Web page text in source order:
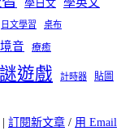
學日文
日文學習 桌布
音 療癒
遊戲 計時器
貼圖
| 訂閱新文章 / 用 Email